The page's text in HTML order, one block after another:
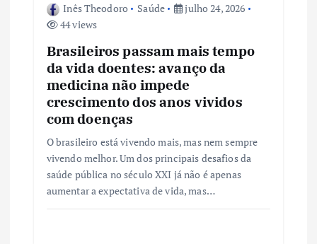
Inês Theodoro Saúde
julho 24, 2026
44 views
Brasileiros passam mais tempo
da vida doentes: avanço da
medicina não impede
crescimento dos anos vividos
com doenças
O brasileiro está vivendo mais, mas nem sempre
vivendo melhor. Um dos principais desafios da
saúde pública no século XXI já não é apenas
aumentar a expectativa de vida, mas…